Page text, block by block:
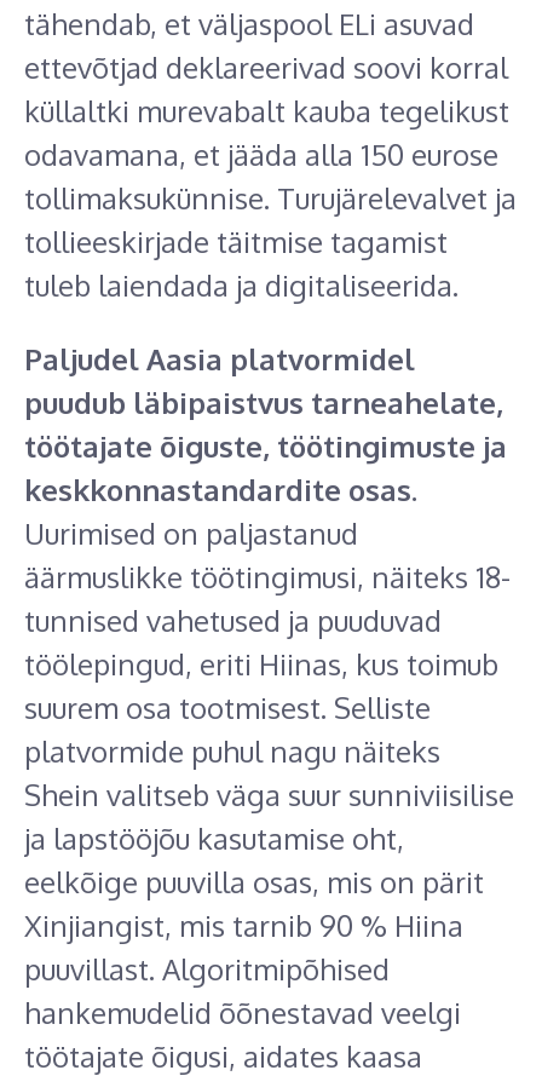
tähendab, et väljaspool ELi asuvad
ettevõtjad deklareerivad soovi korral
küllaltki murevabalt kauba tegelikust
odavamana, et jääda alla 150 eurose
tollimaksukünnise. Turujärelevalvet ja
tollieeskirjade täitmise tagamist
tuleb laiendada ja digitaliseerida.
Paljudel Aasia platvormidel
puudub läbipaistvus tarneahelate,
töötajate õiguste, töötingimuste ja
keskkonnastandardite osas.
Uurimised on paljastanud
äärmuslikke töötingimusi, näiteks 18-
tunnised vahetused ja puuduvad
töölepingud, eriti Hiinas, kus toimub
suurem osa tootmisest. Selliste
platvormide puhul nagu näiteks
Shein valitseb väga suur sunniviisilise
ja lapstööjõu kasutamise oht,
eelkõige puuvilla osas, mis on pärit
Xinjiangist, mis tarnib 90 % Hiina
puuvillast. Algoritmipõhised
hankemudelid õõnestavad veelgi
töötajate õigusi, aidates kaasa